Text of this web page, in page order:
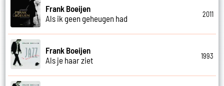
Frank Boeijen
Als ik geen geheugen had
2011
Frank Boeijen
Als je haar ziet
1993